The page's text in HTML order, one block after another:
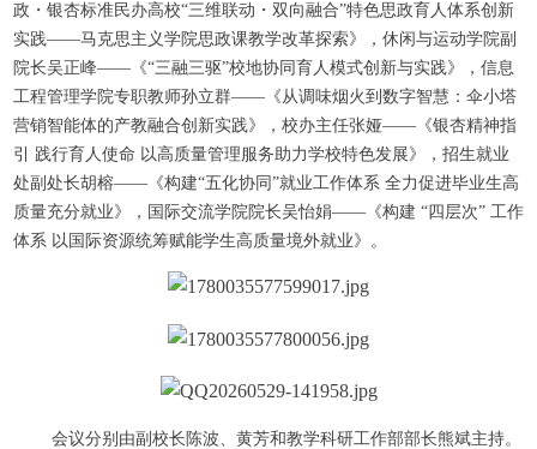
政・银杏标准民办高校“三维联动・双向融合”特色思政育人体系创新
实践——马克思主义学院思政课教学改革探索》，休闲与运动学院副
院长吴正峰——《“三融三驱”校地协同育人模式创新与实践》，信息
工程管理学院专职教师孙立群——《从调味烟火到数字智慧：伞小塔
营销智能体的产教融合创新实践》，校办主任张娅——《银杏精神指
引 践行育人使命 以高质量管理服务助力学校特色发展》，招生就业
处副处长胡榕——《构建“五化协同”就业工作体系 全力促进毕业生高
质量充分就业》，国际交流学院院长吴怡娟——《构建 “四层次” 工作
体系 以国际资源统筹赋能学生高质量境外就业》。
会议分别由副校长陈波、黄芳和教学科研工作部部长熊斌主持。